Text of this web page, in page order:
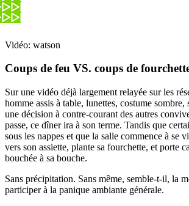
Vidéo: watson
Coups de feu VS. coups de
Sur une vidéo déjà largement relayée sur les
homme assis à table, lunettes, costume
une décision à contre-courant des autres
passe, ce dîner ira à son terme. Tandis que
sous les nappes et que la salle commence à se
vers son assiette, plante sa fourchette, et porte
bouchée à sa bouche.
Sans précipitation. Sans même, semble-t-il, la
participer à la panique ambiante générale.